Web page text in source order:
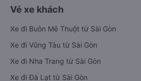
Vé xe khách
Xe đi Buôn Mê Thuột từ Sài Gòn
Xe đi Vũng Tàu từ Sài Gòn
Xe đi Nha Trang từ Sài Gòn
Xe đi Đà Lạt từ Sài Gòn